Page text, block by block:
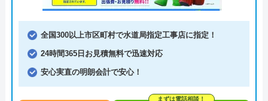
全国300以上市区町村で水道局指定工事店に指定！
24時間365日お見積無料で迅速対応
安心実直の明朗会計で安心！
まずは電話相談！